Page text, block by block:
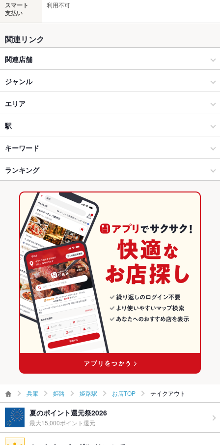
スマート
支払い
利用不可
関連リンク
関連店舗
焼肉力
ジャンル
焼肉・ホルモン
焼肉
姫路 × 焼肉・ホルモン
姫路 × 焼肉
山陽姫路駅 × 焼肉・ホルモン
山陽姫路駅 × 焼肉
エリア
姫路駅
姫路駅 × 焼肉・ホルモン
姫路駅 × 焼肉
兵庫 × 焼肉・ホルモン
兵庫 × 焼肉
駅
英賀保駅
山陽姫路駅
姫路駅
キーワード
エビ料理
ランキング
兵庫のグルメランキング
兵庫の焼肉・ホルモンランキング
姫路のグルメランキング
姫路の焼肉・ホルモンランキング
姫路駅のグルメランキング
姫路駅の焼肉・ホルモンランキング
兵庫 姫路 姫路駅 お店TOP テイクアウト
夏のポイント還元祭2026
最大15,000ポイント還元